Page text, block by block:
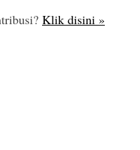
Klik disini »